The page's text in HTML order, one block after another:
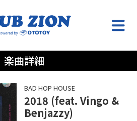
楽曲詳細
BAD HOP HOUSE
2018 (feat. Vingo &
Benjazzy)